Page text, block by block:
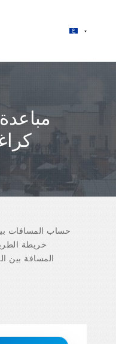
حساب المسافات
خريطة
المسافة بين